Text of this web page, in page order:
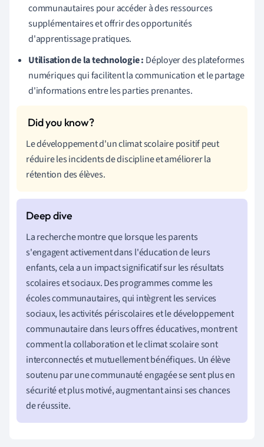
communautaires pour accéder à des ressources
supplémentaires et offrir des opportunités
d'apprentissage pratiques.
Utilisation de la technologie : Déployer des plateformes
numériques qui facilitent la communication et le partage
d'informations entre les parties prenantes.
Le développement d'un climat scolaire positif peut
réduire les incidents de discipline et améliorer la
rétention des élèves.
La recherche montre que lorsque les parents
s'engagent activement dans l'éducation de leurs
enfants, cela a un impact significatif sur les résultats
scolaires et sociaux. Des programmes comme les
écoles communautaires, qui intègrent les services
sociaux, les activités périscolaires et le développement
communautaire dans leurs offres éducatives, montrent
comment la collaboration et le climat scolaire sont
interconnectés et mutuellement bénéfiques. Un élève
soutenu par une communauté engagée se sent plus en
sécurité et plus motivé, augmentant ainsi ses chances
de réussite.